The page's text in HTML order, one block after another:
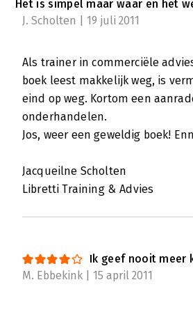
Doet u ook elke dag
Die zijn toch het
andere supermarkt
niet het assortiment
bereid meer te
nooit moet mengen
Lees verder
Het is simpel maar waar en het
J. Scholten | 19 juli 2011
Als trainer in commerciële
boek leest makkelijk weg, is
eind op weg. Kortom een
onderhandelen.
Jos, weer een geweldig boek!
Jacqueilne Scholten
Libretti Training & Advies
Ik geef nooit meer
M. Ebbekink | 15 april 2011